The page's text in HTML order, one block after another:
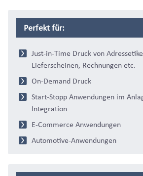
Perfekt für:
Just-in-Time Druck von
Lieferscheinen, Rechnungen etc.
On-Demand Druck
Start-Stopp Anwendungen im
Integration
E-Commerce Anwendungen
Automotive-Anwendungen